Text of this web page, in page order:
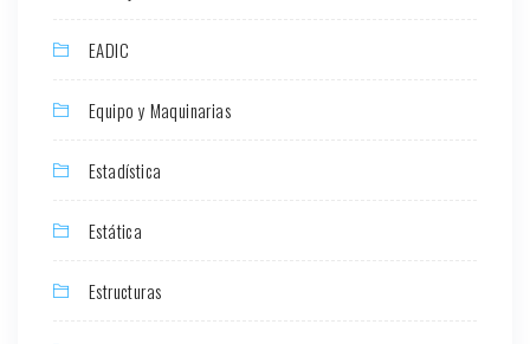
EADIC
Equipo y Maquinarias
Estadística
Estática
Estructuras